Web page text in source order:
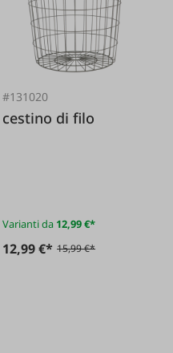
#131020
cestino di filo
Varianti da 12,99 €*
12,99 €* 15,99 €*